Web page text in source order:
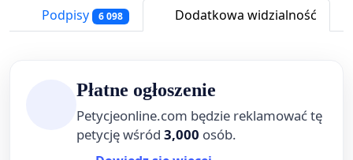
Podpisy 6 098 Dodatkowa widzialność
Płatne ogłoszenie
Petycjeonline.com będzie reklamować tę
petycję wśród 3,000 osób.